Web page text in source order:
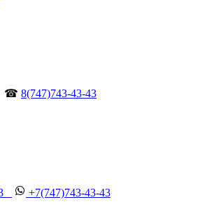
☎ 8(747)743-43-43
+7(747)743-43-43